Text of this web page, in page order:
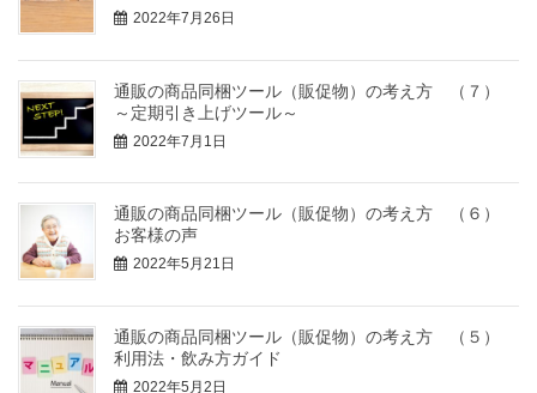
2022年7月26日
通販の商品同梱ツール（販促物）の考え方 （７）
～定期引き上げツール～
2022年7月1日
通販の商品同梱ツール（販促物）の考え方 （６）
お客様の声
2022年5月21日
通販の商品同梱ツール（販促物）の考え方 （５）
利用法・飲み方ガイド
2022年5月2日